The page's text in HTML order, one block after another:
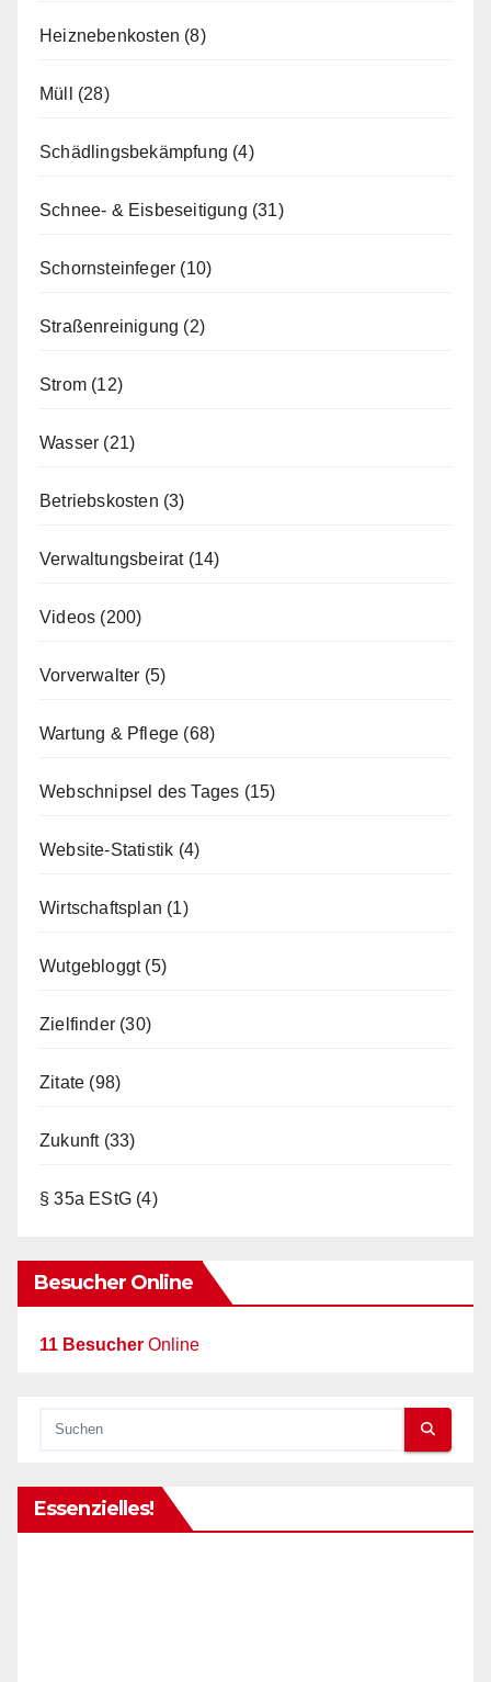
Heiznebenkosten (8)
Müll (28)
Schädlingsbekämpfung (4)
Schnee- & Eisbeseitigung (31)
Schornsteinfeger (10)
Straßenreinigung (2)
Strom (12)
Wasser (21)
Betriebskosten (3)
Verwaltungsbeirat(14)
Videos (200)
Vorverwalter (5)
Wartung & Pflege (68)
Webschnipsel des Tages (15)
Website-Statistik (4)
Wirtschaftsplan (1)
Wutgebloggt(5)
Zielfinder (30)
Zitate (98)
Zukunft(33)
§ 35a EStG (4)
Besucher Online
11 Besucher Online
Essenzielles!